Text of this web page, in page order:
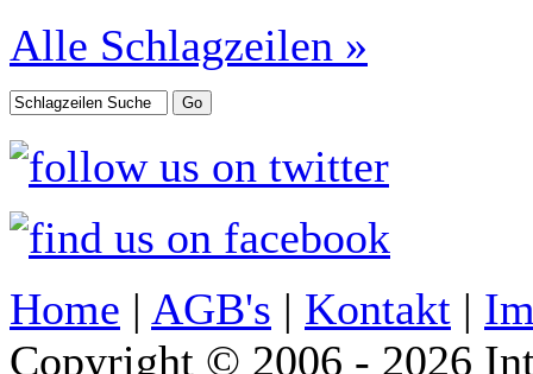
Alle Schlagzeilen »
Home | AGB's | Kontakt |
Copyright © 2006 - 2026